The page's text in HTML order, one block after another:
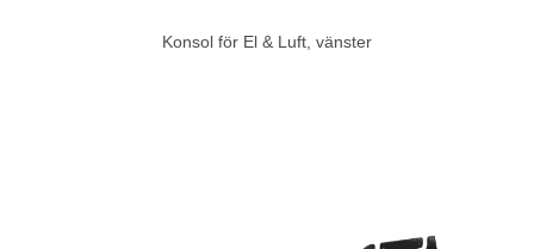
Konsol för El & Luft, vänster